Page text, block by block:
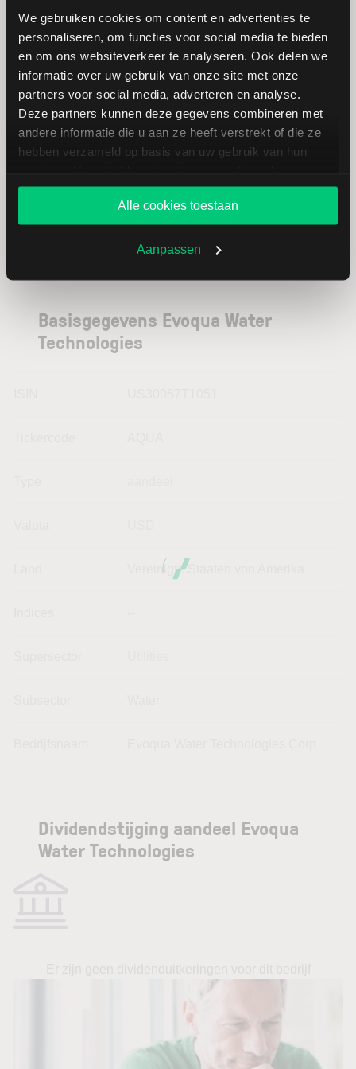
We gebruiken cookies om content en advertenties te
personaliseren, om functies voor social media te bieden
en om ons websiteverkeer te analyseren. Ook delen we
informatie over uw gebruik van onze site met onze
partners voor social media, adverteren en analyse.
Deze partners kunnen deze gegevens combineren met
andere informatie die u aan ze heeft verstrekt of die ze
hebben verzameld op basis van uw gebruik van hun
website blijft gebruiken.
Alle cookies toestaan
Aanpassen
United
Utilities
GBP
Severn Trent GBP
Essential
Utilities
USD
Basisgegevens Evoqua Water
Technologies
Vereinigte Staaten von Amerika
Dividendstijging aandeel Evoqua
Water Technologies